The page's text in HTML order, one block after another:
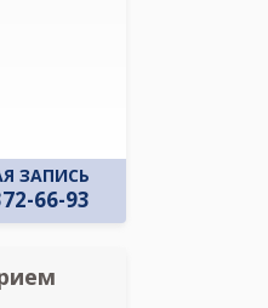
ЗАПИСЬ
66-93